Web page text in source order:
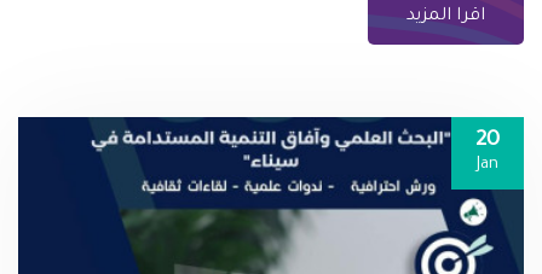
اقرا المزيد
20
Jan